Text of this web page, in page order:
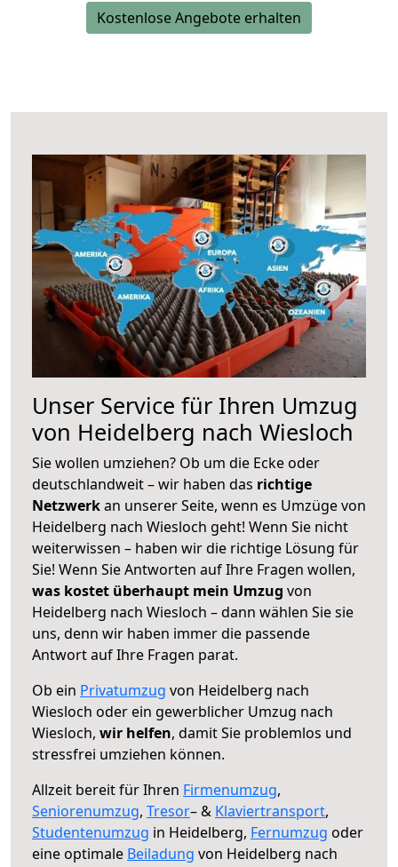
Kostenlose Angebote erhalten
Unser Service für Ihren Umzug
von Heidelberg nach Wiesloch
Sie wollen umziehen? Ob um die Ecke oder
deutschlandweit – wir haben das richtige
Netzwerkan unserer Seite, wenn es Umzüge von
Heidelberg nach Wiesloch geht! Wenn Sie nicht
weiterwissen – haben wir die richtige Lösung für
Sie! Wenn Sie Antworten auf Ihre Fragen wollen,
was kostet überhaupt mein Umzug von
Heidelberg nach Wiesloch – dann wählen Sie sie
uns, denn wir haben immer die passende
Antwort auf Ihre Fragen parat.
Ob ein Privatumzug von Heidelberg nach
Wiesloch oder ein gewerblicher Umzug nach
Wiesloch, wir helfen, damit Sie problemlos und
stressfrei umziehen können.
Allzeit bereit für Ihren Firmenumzug,
Seniorenumzug, Tresor– & Klaviertransport,
Studentenumzug in Heidelberg, Fernumzug oder
eine optimale Beiladung von Heidelberg nach